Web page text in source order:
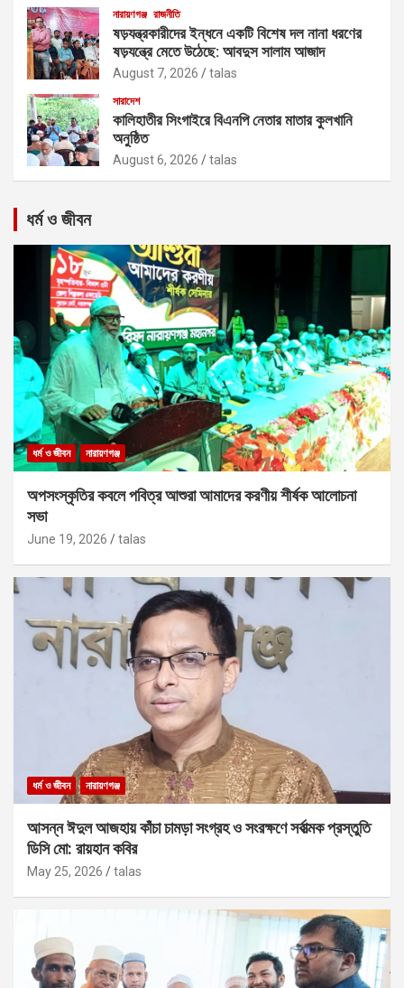
নারায়ণগঞ্জ রাজনীতি
ষড়যন্ত্রকারীদের ইন্ধনে একটি বিশেষ দল নানা ধরণের
ষড়যন্ত্রে মেতে উঠেছে: আবদুস সালাম আজাদ
August 7, 2026 talas
সারাদেশ
কালিহাতীর সিংগাইরে বিএনপি নেতার মাতার কুলখানি
অনুষ্ঠিত
August 6, 2026 talas
ধর্ম ও জীবন
ধর্ম ও জীবন নারায়ণগঞ্জ
অপসংস্কৃতির কবলে পবিত্র আশুরা আমাদের করণীয় শীর্ষক আলোচনা
সভা
June 19, 2026 talas
ধর্ম ও জীবন নারায়ণগঞ্জ
আসন্ন ঈদুল আজহায় কাঁচা চামড়া সংগ্রহ ও সংরক্ষণে সর্বাত্মক প্রস্তুতি
ডিসি মো: রায়হান কবির
May 25, 2026 talas